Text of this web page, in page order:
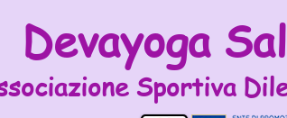
Devayoga
Sportiva